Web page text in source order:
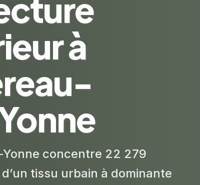
à
concentre 22 279
tissu urbain à dominante